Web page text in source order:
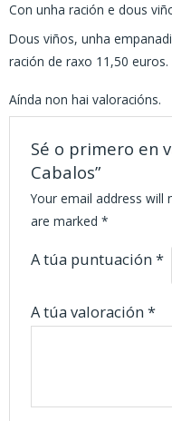
Con unha ración e dous
Dous viños, unha
ración de raxo 11,50
Aínda non hai valoracións.
Sé o primero en
Cabalos”
Your email address will
are marked *
A túa puntuación *
A túa valoración *